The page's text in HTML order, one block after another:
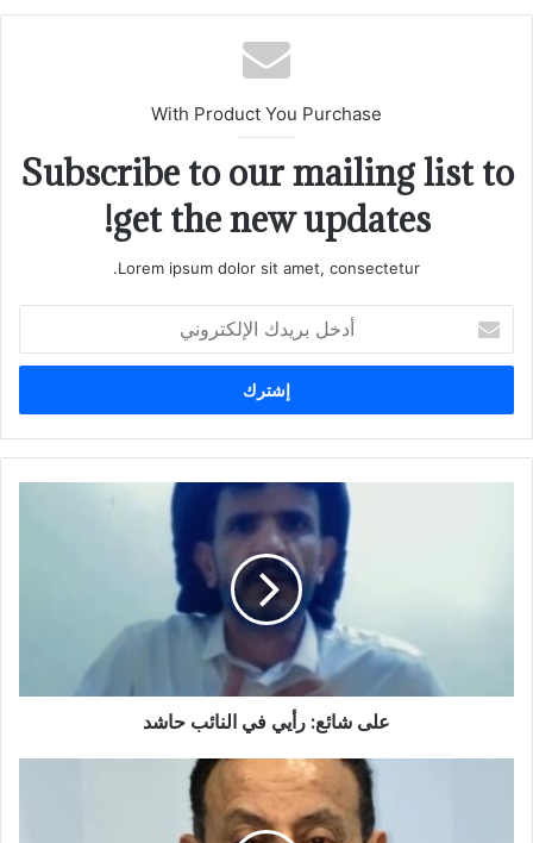
With Product You Purchase
Subscribe to our mailing list to
get the new updates!
Lorem ipsum dolor sit amet, consectetur.
بريدك
الإلكتروني
على شائع: رأيي في النائب حاشد